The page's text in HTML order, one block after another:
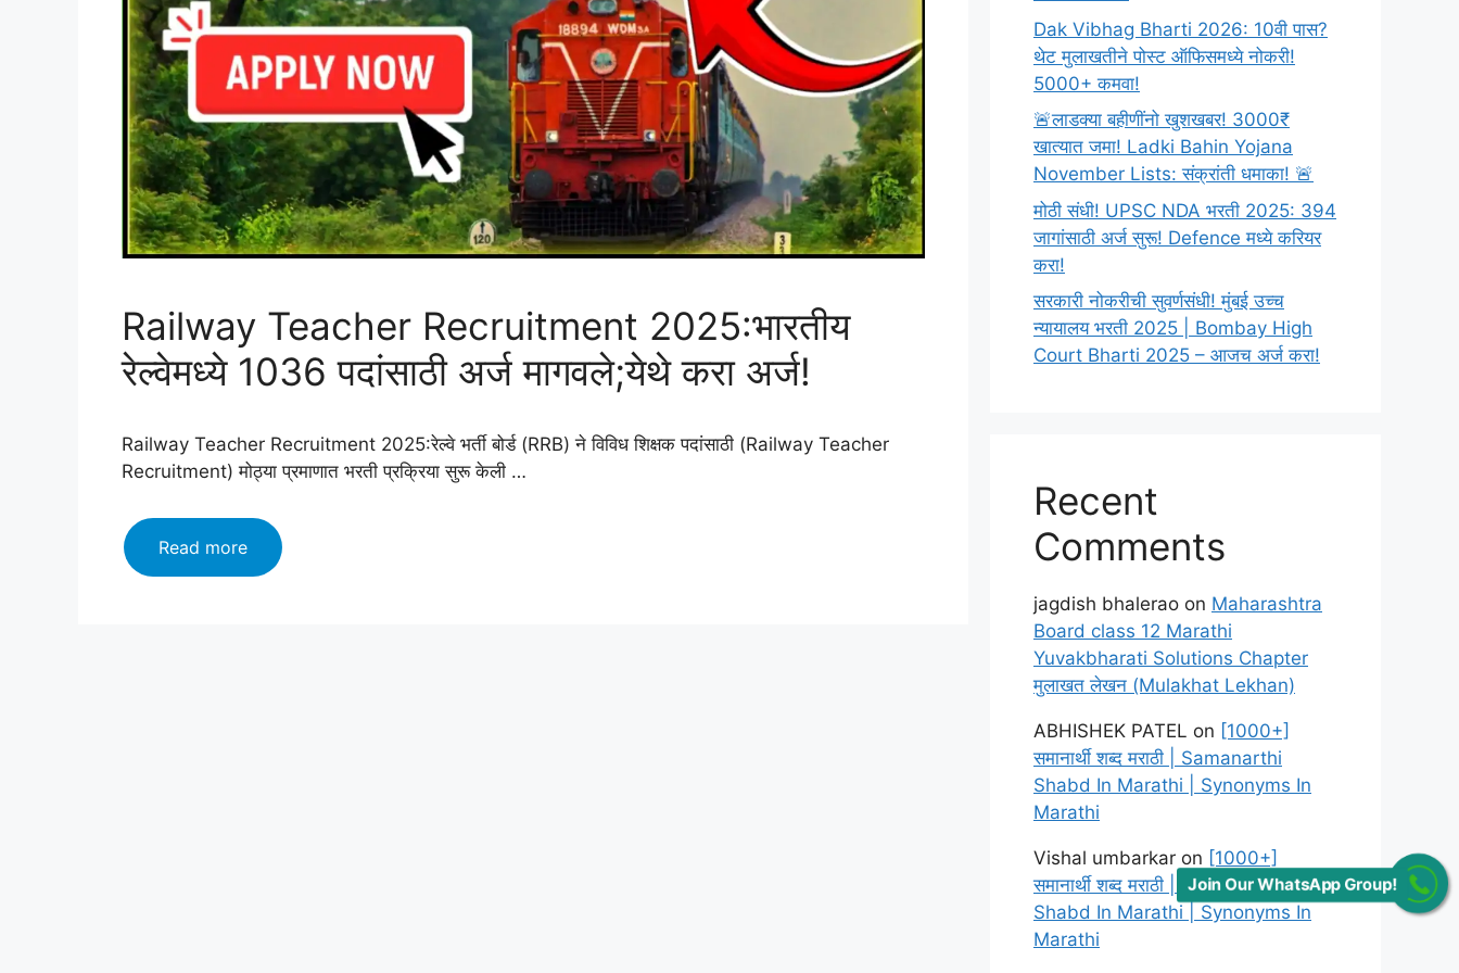
Railway Teacher Recruitment 2025:भारतीय
रेल्वेमध्ये 1036 पदांसाठी अर्ज मागवले;येथे करा अर्ज!
Railway Teacher Recruitment 2025:रेल्वे भर्ती बोर्ड (RRB) ने विविध शिक्षक पदांसाठी (Railway Teacher
Recruitment) मोठ्या प्रमाणात भरती प्रक्रिया सुरू केली …
Read moreRailway
Teacher
Dak Vibhag Bharti 2026: 10वी पास?
थेट मुलाखतीने पोस्ट ऑफिसमध्ये नोकरी!
5000+ कमवा!
🚨लाडक्या बहीणींनो खुशखबर! 3000₹
खात्यात जमा! Ladki Bahin Yojana
November Lists: संक्रांती धमाका! 🚨
मोठी संधी! UPSC NDA भरती 2025: 394
जागांसाठी अर्ज सुरू! Defence मध्ये करियर
करा!
सरकारी नोकरीची सुवर्णसंधी! मुंबई उच्च
न्यायालय भरती 2025 | Bombay High
Court Bharti 2025 – आजच अर्ज करा!
Recent
Comments
jagdish bhalerao on Maharashtra
Board class 12 Marathi
Yuvakbharati Solutions Chapter
मुलाखत लेखन (Mulakhat Lekhan)
ABHISHEK PATEL on [1000+]
समानार्थी शब्द मराठी | Samanarthi
Shabd In Marathi | Synonyms In
Marathi
Vishal umbarkar on [1000+]
समानार्थी शब्द मराठी | Samanarthi
Shabd In Marathi | Synonyms In
Marathi
Join Our WhatsApp Group!